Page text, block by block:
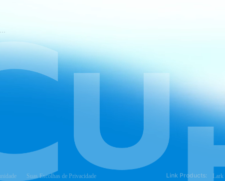
Sobre os Termos de Serviço do CapCut
Suas Escolhas de Privacidade Link Products: Lark